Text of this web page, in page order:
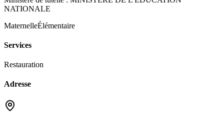
NATIONALE
MaternelleÉlémentaire
Services
Restauration
Adresse